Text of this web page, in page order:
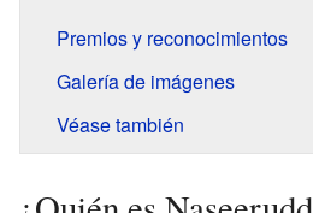
Premios y reconocimientos
Galería de imágenes
Véase también